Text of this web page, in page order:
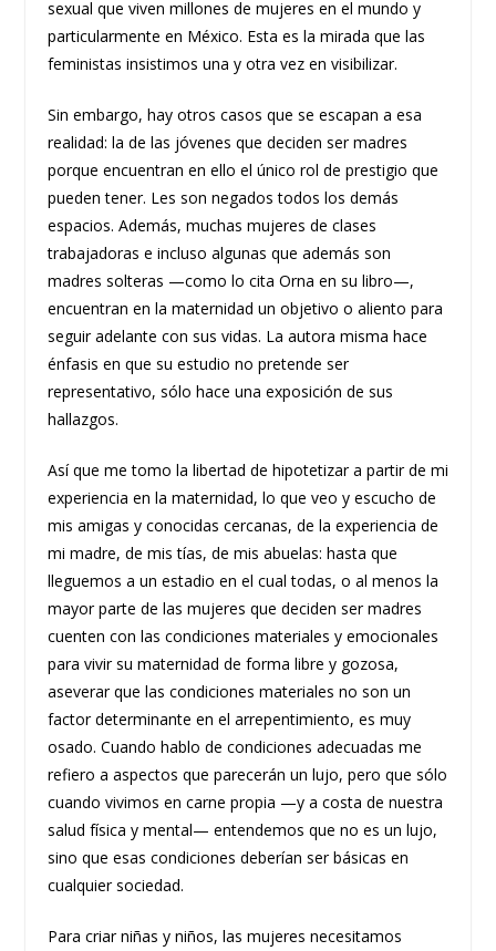
sexual que viven millones de mujeres en el mundo y
particularmente en México. Esta es la mirada que las
feministas insistimos una y otra vez en visibilizar.
Sin embargo, hay otros casos que se escapan a esa
realidad: la de las jóvenes que deciden ser madres
porque encuentran en ello el único rol de prestigio que
pueden tener. Les son negados todos los demás
espacios. Además, muchas mujeres de clases
trabajadoras e incluso algunas que además son
madres solteras —como lo cita Orna en su libro—,
encuentran en la maternidad un objetivo o aliento para
seguir adelante con sus vidas. La autora misma hace
énfasis en que su estudio no pretende ser
representativo, sólo hace una exposición de sus
hallazgos.
Así que me tomo la libertad de hipotetizar a partir de mi
experiencia en la maternidad, lo que veo y escucho de
mis amigas y conocidas cercanas, de la experiencia de
mi madre, de mis tías, de mis abuelas: hasta que
lleguemos a un estadio en el cual todas, o al menos la
mayor parte de las mujeres que deciden ser madres
cuenten con las condiciones materiales y emocionales
para vivir su maternidad de forma libre y gozosa,
aseverar que las condiciones materiales no son un
factor determinante en el arrepentimiento, es muy
osado. Cuando hablo de condiciones adecuadas me
refiero a aspectos que parecerán un lujo, pero que sólo
cuando vivimos en carne propia —y a costa de nuestra
salud física y mental— entendemos que no es un lujo,
sino que esas condiciones deberían ser básicas en
cualquier sociedad.
Para criar niñas y niños, las mujeres necesitamos